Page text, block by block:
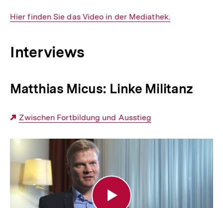
Interner
Hier finden Sie das Video in der Mediathek.
Interviews
Matthias Micus: Linke Militanz
Externer
Zwischen Fortbildung und Ausstieg
Linke
Militanz